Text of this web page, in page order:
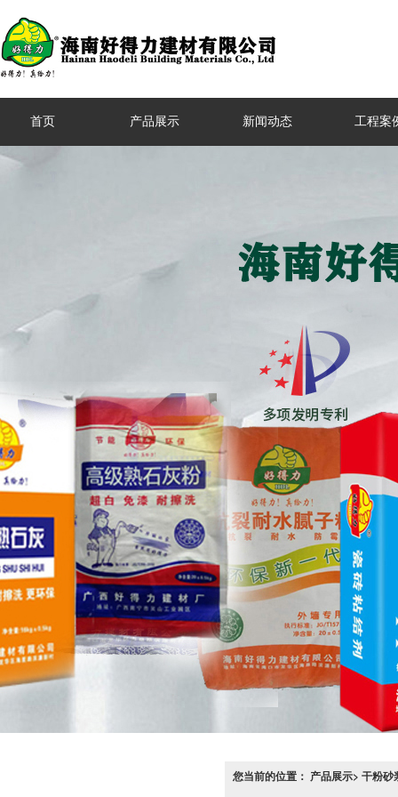
首页 产品展示 新闻动态 工程案
您当前的位置： 产品展示> 干粉砂